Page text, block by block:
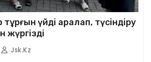
үйді аралап, түсіндіру
Jsk.kz